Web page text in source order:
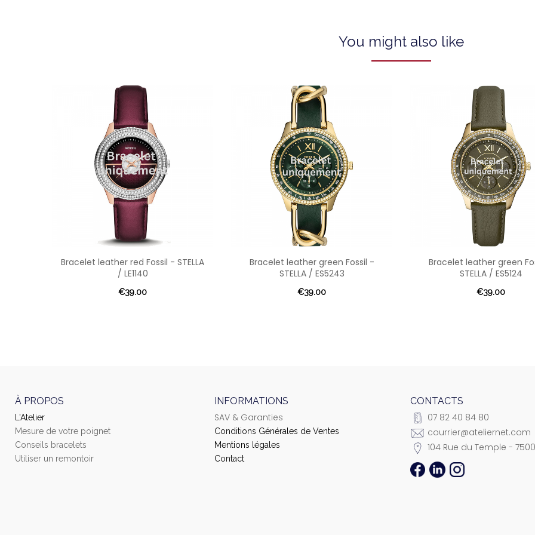
You might also like
Bracelet leather red Fossil - STELLA
/ LE1140
€39.00
Bracelet leather green Fossil -
STELLA / ES5243
€39.00
Bracelet leather green
STELLA / ES5124
€39.00
À PROPOS
L'Atelier
Mesure de votre poignet
Conseils bracelets
Utiliser un remontoir
INFORMATIONS
SAV & Garanties
Conditions Générales de Ventes
Mentions légales
Contact
CONTACTS
07 82 40 84 80
courrier@ateliernet.com
104 Rue du Temple -